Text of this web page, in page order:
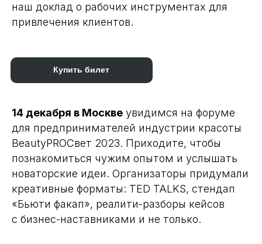
наш доклад о рабочих инструментах для
привлечения клиентов.
Купить билет
14 декабря в Москве увидимся на форуме
для предпринимателей индустрии красоты
BeautyPROСвет 2023. Приходите, чтобы
познакомиться чужим опытом и услышать
новаторские идеи. Организаторы придумали
креативные форматы: TED TALKS, стендап
«Бьюти факап», реалити-разборы кейсов
с бизнес-наставниками и не только.